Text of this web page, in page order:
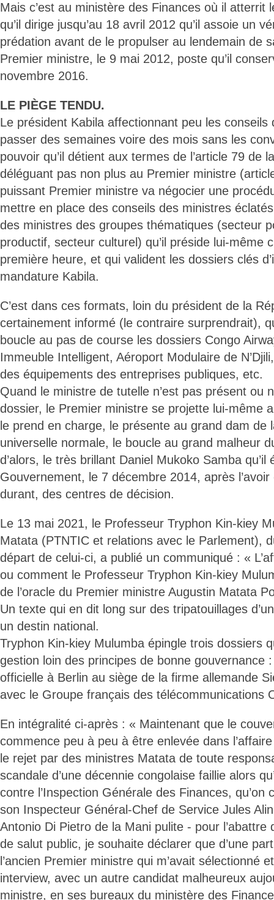
Mais c’est au ministère des Finances où il atterrit
qu’il dirige jusqu’au 18 avril 2012 qu’il assoie un
prédation avant de le propulser au lendemain de
Premier ministre, le 9 mai 2012, poste qu’il
novembre 2016.
LE PIÈGE TENDU.
Le président Kabila affectionnant peu les conseils
passer des semaines voire des mois sans les
pouvoir qu’il détient aux termes de l’article 79 de
déléguant pas non plus au Premier ministre
puissant Premier ministre va négocier une
mettre en place des conseils des ministres
des ministres des groupes thématiques (secteur
productif, secteur culturel) qu’il préside lui-même
première heure, et qui valident les dossiers clés
mandature Kabila.
C’est dans ces formats, loin du président de la
certainement informé (le contraire surprendrait),
boucle au pas de course les dossiers Congo
Immeuble Intelligent, Aéroport Modulaire de
des équipements des entreprises publiques, etc.
Quand le ministre de tutelle n’est pas présent ou
dossier, le Premier ministre se projette lui-même
le prend en charge, le présente au grand dam de
universelle normale, le boucle au grand malheur
d’alors, le très brillant Daniel Mukoko Samba
Gouvernement, le 7 décembre 2014, après
durant, des centres de décision.
Le 13 mai 2021, le Professeur Tryphon Kin-kiey
Matata (PTNTIC et relations avec le Parlement),
départ de celui-ci, a publié un communiqué : «
ou comment le Professeur Tryphon Kin-kiey
de l’oracle du Premier ministre Augustin Matata
Un texte qui en dit long sur des tripatouillages
un destin national.
Tryphon Kin-kiey Mulumba épingle trois dossiers
gestion loin des principes de bonne gouvernance
officielle à Berlin au siège de la firme allemande
avec le Groupe français des télécommunications
En intégralité ci-après : « Maintenant que le
commence peu à peu à être enlevée dans
le rejet par des ministres Matata de toute
scandale d’une décennie congolaise faillie alors
contre l’Inspection Générale des Finances, qu’on
son Inspecteur Général-Chef de Service Jules
Antonio Di Pietro de la Mani pulite - pour l’abattre
de salut public, je souhaite déclarer que d’une
l’ancien Premier ministre qui m’avait sélectionné
interview, avec un autre candidat malheureux
ministre, en ses bureaux du ministère des